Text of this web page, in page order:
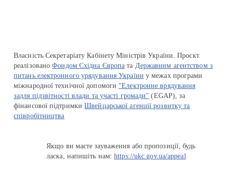
Власність Секретаріату Кабінету Міністрів України. Проєкт
реалізованоФондом Східна Європа та Державним агентством з
питань електронного урядування України у межах програми
міжнародної технічної допомоги "Електронне врядування
задля підзвітності влади та участі громади" (EGAP), за
фінансової підтримкиШвейцарської агенції розвитку та
співробітництва
Якщо ви маєте зауваження або пропозиції, будь
ласка, напишіть нам:https://ukc.gov.ua/appeal